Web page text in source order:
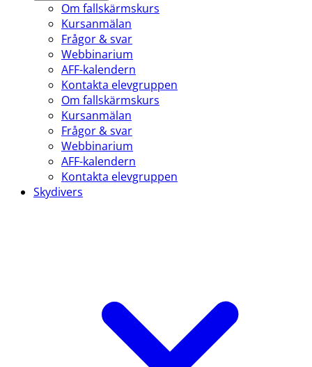
Om fallskärmskurs
Kursanmälan
Frågor & svar
Webbinarium
AFF-kalendern
Kontakta elevgruppen
Om fallskärmskurs
Kursanmälan
Frågor & svar
Webbinarium
AFF-kalendern
Kontakta elevgruppen
Skydivers